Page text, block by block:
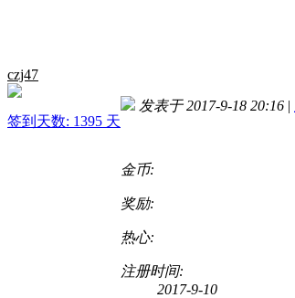
czj47
签到天数: 1395 天
发表于 2017-9-18 20:16 |
金币:
奖励:
热心:
注册时间:
2017-9-10